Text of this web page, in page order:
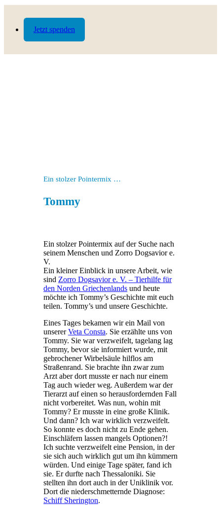
Jetzt spenden
Ein stolzer Pointermix …
Tommy
Ein stolzer Pointermix auf der Suche nach
seinem Menschen und Zorro Dogsavior e.
V.
Ein kleiner Einblick in unsere Arbeit, wie
sind Zorro Dogsavior e. V. – Tierhilfe für
den Norden Griechenlands und heute
möchte ich Tommy’s Geschichte mit euch
teilen. Tommy’s und unsere Geschichte.
Eines Tages bekamen wir ein Mail von
unsererVeta Consta. Sie erzählte uns von
Tommy. Sie war verzweifelt, tagelang lag
Tommy, bevor sie informiert wurde, mit
gebrochener Wirbelsäule hilflos am
Straßenrand. Sie brachte ihn zwar zum
Arzt aber dort musste er nach nur einem
Tag auch wieder weg. Außerdem war der
Tierarzt auf einen so herausfordernden Fall
nicht vorbereitet. Was nun, wohin mit
Tommy? Er musste in eine große Klinik.
Und dann? Ich war wirklich verzweifelt.
So konnte es doch nicht zu Ende gehen.
Einschläfern lassen mangels Optionen?!
Ich suchte verzweifelt eine Pension, in der
sie sich auch wirklich gut um ihn kümmern
würden. Und einige Tage später, fand ich
sie. Er durfte nach Thessaloniki. Sie
stellten ihn dort auch in der Uniklinik vor.
Dort die niederschmetternde Diagnose:
Schiff Sherington.